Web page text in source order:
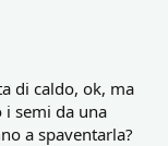
di caldo, ok, ma
i semi da una
a spaventarla?